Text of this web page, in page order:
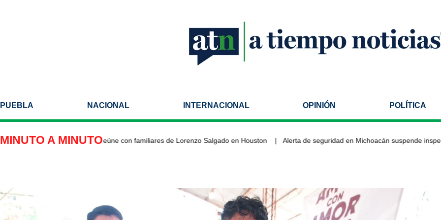
PUEBLA NACIONAL INTERNACIONAL OPINIÓN POLÍTICA
MINUTO A MINUTO
de México en EU se reúne con familiares de Lorenzo Salgado en Houston Alerta de seguridad en Michoacán suspende